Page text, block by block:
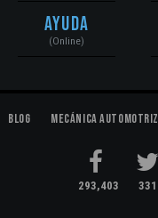
Ayuda
(Online)
Blog Mecánica Automotriz
293,403 331